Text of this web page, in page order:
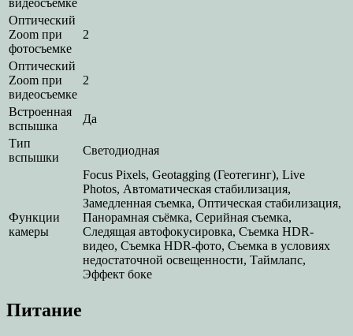
видеосъемке
Оптический
Zoom при
фотосъемке
2
Оптический
Zoom при
видеосъемке
2
Встроенная
вспышка
Да
Тип
вспышки
Светодиодная
Функции
камеры
Focus Pixels, Geotagging (Геотегинг), Live
Photos, Автоматическая стабилизация,
Замедленная съемка, Оптическая стабилизация,
Панорамная съёмка, Серийная съемка,
Следящая автофокусировка, Съемка HDR-
видео, Съемка HDR-фото, Съемка в условиях
недостаточной освещенности, Таймлапс,
Эффект боке
Питание